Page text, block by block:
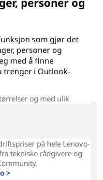
som gjør det
personer og
med å finne
trenger i Outlook-
og med ulik
på hele Lenovo-
tekniske rådgivere og
>